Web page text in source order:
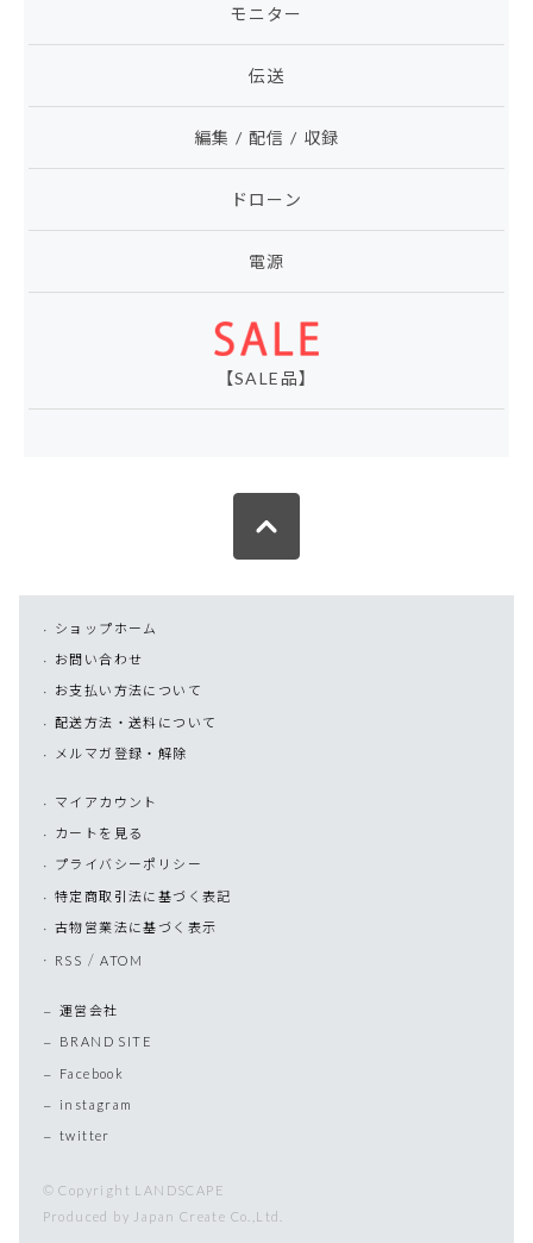
モニター
伝送
編集 / 配信 / 収録
ドローン
電源
【SALE品】
ショップホーム
お問い合わせ
お支払い方法について
配送方法・送料について
メルマガ登録・解除
マイアカウント
カートを見る
プライバシーポリシー
特定商取引法に基づく表記
古物営業法に基づく表示
RSS /ATOM
運営会社
BRAND SITE
Facebook
instagram
twitter
© Copyright LANDSCAPE
Produced by Japan Create Co.,Ltd.